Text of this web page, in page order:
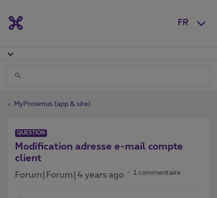
FR
MyProximus (app & site)
QUESTION
Modification adresse e-mail compte
client
Forum|Forum|4 years ago 1 commentaire